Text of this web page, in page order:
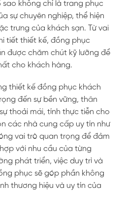
không chỉ là trang phục
sự chuyên nghiệp, thể hiện
trưng của khách sạn. Từ vai
tiết thiết kế, đồng phục
được chăm chút kỹ lưỡng để
cho khách hàng.
thiết kế đồng phục khách
đến sự bền vững, thân
thoải mái, tính thực tiễn cho
các nhà cung cấp uy tín như
vai trò quan trọng để đảm
với nhu cầu của từng
phát triển, việc duy trì và
phục sẽ góp phần không
thương hiệu và uy tín của